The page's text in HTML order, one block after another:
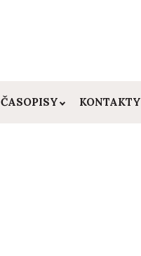
ČASOPISY KONTAKTY